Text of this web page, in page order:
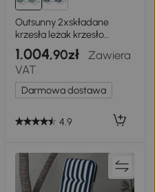
Outsunny 2xskładane
krzesła leżak krzesło
ogrodowe składany leżak 5
pozycji zielony
1.004,90zł
Zawiera
VAT
Darmowa dostawa
4.9